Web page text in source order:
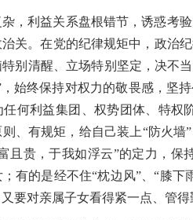
，利益关系盘根错节，诱惑考
关。在党的纪律规矩中，政治
别清醒、立场特别坚定，决不
始终保持对权力的敬畏感，坚
何利益集团、权势团体、特
、有规矩，给自己装上“防火
且贵，于我如浮云”的定力，
有的是经不住“枕边风”、“膝
要对亲属子女看得紧一点、管